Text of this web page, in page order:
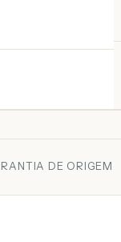
DE ORIGEM